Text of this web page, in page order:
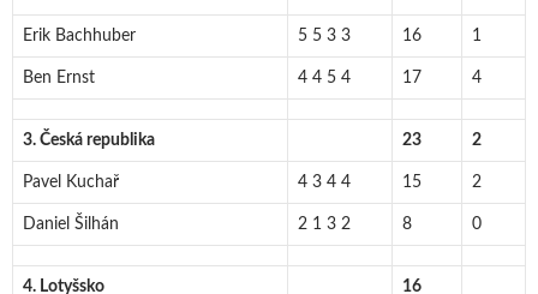
Erik Bachhuber 5 5 3 3 16 1
Ben Ernst 4 4 5 4 17 4
3. Česká republika 23 2
Pavel Kuchař 4 3 4 4 15 2
Daniel Šilhán 2 1 3 2 8 0
4. Lotyšsko 16